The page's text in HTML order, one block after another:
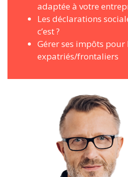
adaptée à votre
Les déclarations
c’est ?
Gérer ses impôts pour
expatriés/frontaliers